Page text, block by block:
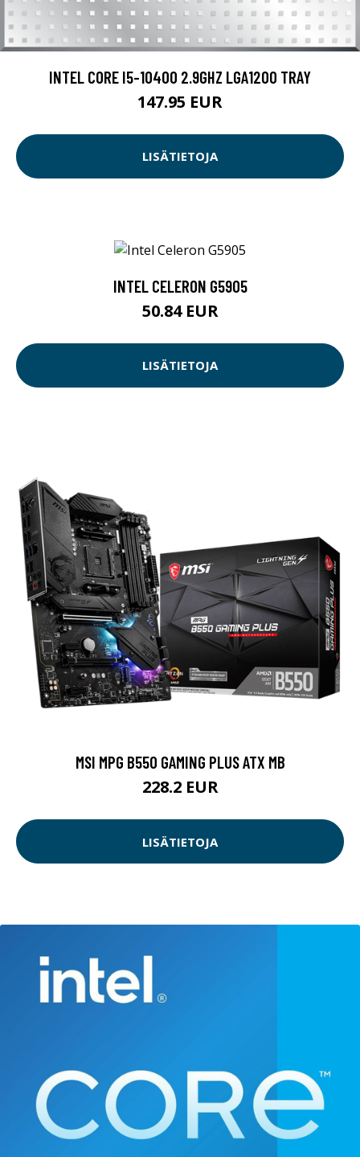
INTEL CORE I5-10400 2.9GHZ LGA1200 TRAY
147.95 EUR
LISÄTIETOJA
INTEL CELERON G5905
50.84 EUR
LISÄTIETOJA
MSI MPG B550 GAMING PLUS ATX MB
228.2 EUR
LISÄTIETOJA